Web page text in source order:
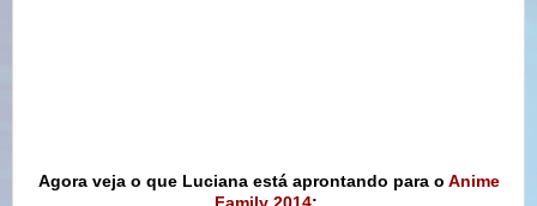
Agora veja o que Luciana está aprontando para o Anime
Family 2014: